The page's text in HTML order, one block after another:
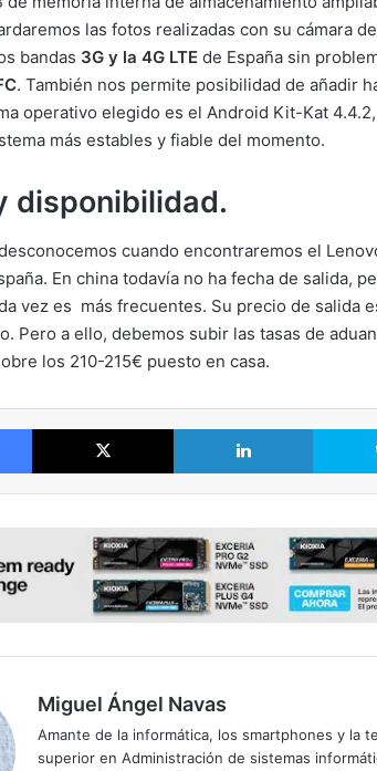
las fotos realizadas con su cámara de
bandas 3G y la 4G LTE de España sin
. También nos permite posibilidad de añadir
operativo elegido es el Android Kit-Kat
más estables y fiable del momento.
disponibilidad.
cuando encontraremos el
En china todavía no ha fecha de salida,
vez es más frecuentes. Su precio de salida
Pero a ello, debemos subir las tasas de
los 210-215€ puesto en casa.
Facebook X LinkedIn
Miguel Ángel Navas
Amante de la informática, los smartphones y la
superior en Administración de sistemas